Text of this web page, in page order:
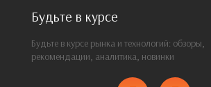
Будьте в курсе
Будьте в курсе рынка и технологий: обзоры,
рекомендации, аналитика, новинки